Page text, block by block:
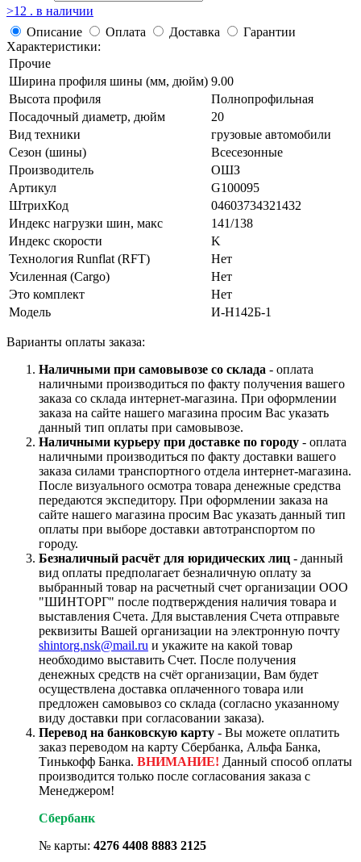
>12 . в наличии
Описание
Оплата Доставка
Гарантии
Характеристики:
Прочие
Ширина профиля шины (мм, дюйм) 9.00
Высота профиля
Полнопрофильная
Посадочный диаметр, дюйм
20
Вид техники
грузовые автомобили
Сезон (шины)
Всесезонные
Производитель
ОШЗ
Артикул
G100095
ШтрихКод
04603734321432
Индекс нагрузки шин, макс
141/138
Индекс скорости
K
Технология Runflat (RFT)
Нет
Усиленная (Cargo)
Нет
Это комплект
Нет
Модель
И-Н142Б-1
Варианты оплаты заказа:
Наличными при самовывозе со склада - оплата
наличными производиться по факту получения вашего
заказа со склада интернет-магазина. При оформлении
заказа на сайте нашего магазина просим Вас указать
данный тип оплаты при самовывозе.
Наличными курьеру при доставке по городу - оплата
наличными производиться по факту доставки вашего
заказа силами транспортного отдела интернет-магазина.
После визуального осмотра товара денежные средства
передаются экспедитору. При оформлении заказа на
сайте нашего магазина просим Вас указать данный тип
оплаты при выборе доставки автотранспортом по
городу.
Безналичный расчёт для юридических лиц - данный
вид оплаты предполагает безналичную оплату за
выбранный товар на расчетный счет организации ООО
"ШИНТОРГ" после подтверждения наличия товара и
выставления Счета. Для выставления Счета отправьте
реквизиты Вашей организации на электронную почту
shintorg.nsk@mail.ru и укажите на какой товар
необходимо выставить Счет. После получения
денежных средств на счёт организации, Вам будет
осуществлена доставка оплаченного товара или
предложен самовывоз со склада (согласно указанному
виду доставки при согласовании заказа).
Перевод на банковскую карту - Вы можете оплатить
заказ переводом на карту Сбербанка, Альфа Банка,
Тинькофф Банка. ВНИМАНИЕ! Данный способ оплаты
производится только после согласования заказа с
Менеджером!
Сбербанк
№ карты: 4276 4408 8883 2125